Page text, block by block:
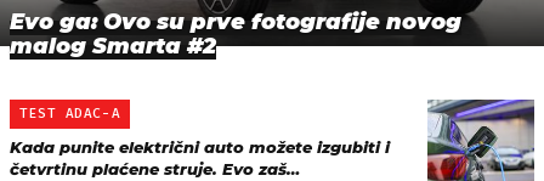
Evo ga: Ovo su prve fotografije novog
malog Smarta #2
TEST ADAC-A
Kada punite električni auto možete izgubiti i
četvrtinu plaćene struje. Evo zaš…